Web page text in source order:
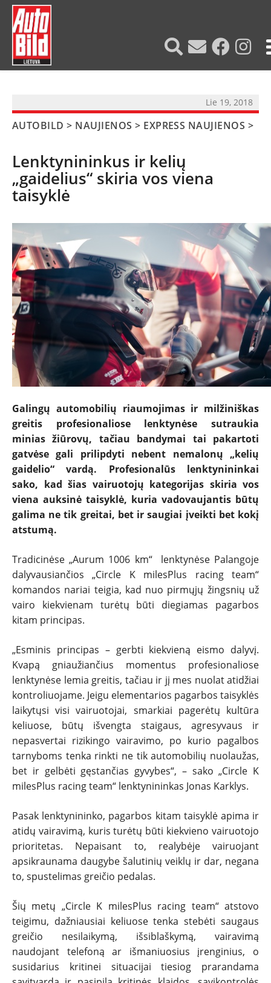
NAUJIENOS
TESTAI
NAUJI
NAUDOTI
REPORTAŽAI
PATARIMAI
ĮVAIRENYBĖS
Lie 19, 2018
AUTOBILD > NAUJIENOS > EXPRESS NAUJIENOS >
Lenktynininkus ir kelių
„gaidelius“ skiria vos viena
taisyklė
Galingų automobilių riaumojimas ir milžiniškas
greitis profesionaliose lenktynėse sutraukia
minias žiūrovų, tačiau bandymai tai pakartoti
gatvėse gali prilipdyti nebent nemalonų „kelių
gaidelio“ vardą. Profesionalūs lenktynininkai
sako, kad šias vairuotojų kategorijas skiria vos
viena auksinė taisyklė, kuria vadovaujantis būtų
galima ne tik greitai, bet ir saugiai įveikti bet kokį
atstumą.
Tradicinėse „Aurum 1006 km“ lenktynėse Palangoje
dalyvausiančios „Circle K milesPlus racing team“
komandos nariai teigia, kad nuo pirmųjų žingsnių už
vairo kiekvienam turėtų būti diegiamas pagarbos
kitam principas.
„Esminis principas – gerbti kiekvieną eismo dalyvį.
Kvapą gniaužiančius momentus profesionaliose
lenktynėse lemia greitis, tačiau ir jį mes nuolat atidžiai
kontroliuojame. Jeigu elementarios pagarbos taisyklės
laikytųsi visi vairuotojai, smarkiai pagerėtų kultūra
keliuose, būtų išvengta staigaus, agresyvaus ir
nepasvertai rizikingo vairavimo, po kurio pagalbos
tarnyboms tenka rinkti ne tik automobilių nuolaužas,
bet ir gelbėti gęstančias gyvybes“, – sako „Circle K
milesPlus racing team“ lenktynininkas Jonas Karklys.
Pasak lenktynininko, pagarbos kitam taisyklė apima ir
atidų vairavimą, kuris turėtų būti kiekvieno vairuotojo
prioritetas. Nepaisant to, realybėje vairuojant
apsikraunama daugybe šalutinių veiklų ir dar, negana
to, spustelimas greičio pedalas.
Šių metų „Circle K milesPlus racing team“ atstovo
teigimu, dažniausiai keliuose tenka stebėti saugaus
greičio nesilaikymą, išsiblaškymą, vairavimą
naudojant telefoną ar išmaniuosius įrenginius, o
susidarius kritinei situacijai tiesiog prarandama